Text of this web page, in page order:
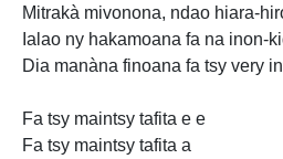
Mitrakà mivonona, ndao hiara-
Ialao ny hakamoana fa na inon-
Dia manàna finoana fa tsy very
Fa tsy maintsy tafita e e
Fa tsy maintsy tafita a